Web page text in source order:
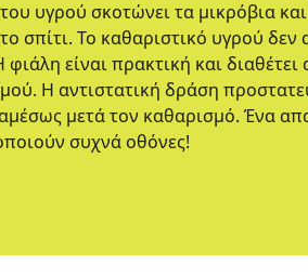
υγρού σκοτώνει τα μικρόβια
σπίτι. Το καθαριστικό υγρού δεν
φιάλη είναι πρακτική και
Η αντιστατική δράση
μετά τον καθαρισμό. Ένα
συχνά οθόνες!